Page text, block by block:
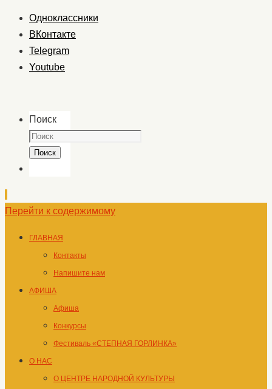
Одноклассники
ВКонтакте
Telegram
Youtube
Поиск
Поиск
Перейти к содержимому
ГЛАВНАЯ
Контакты
Напишите нам
АФИША
Афиша
Конкурсы
Фестиваль «СТЕПНАЯ ГОРЛИНКА»
О НАС
О ЦЕНТРЕ НАРОДНОЙ КУЛЬТУРЫ